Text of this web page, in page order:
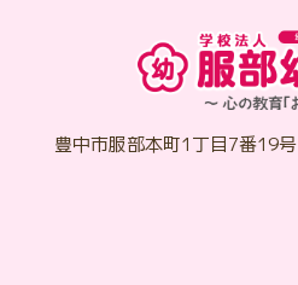
豊中市服部本町1丁目7番19号